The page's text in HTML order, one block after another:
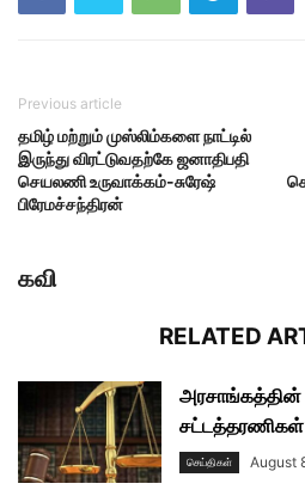
Previous article
தமிழ் மற்றும் முஸ்லிம்களை நாட்டில்
இருந்து விரட்டுவதற்கே ஜனாதிபதி
செயலணி உருவாக்கம்-சுரேஷ்
பிரேமச்சந்திரன்
கவி
RELATED
அரசாங்கத்தின்
சட்டத்தரணிகள்
செய்திகள் August